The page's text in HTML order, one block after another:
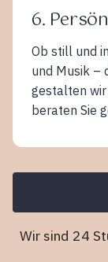
6.
Ob still und
und Musik –
gestalten
beraten Sie
Wir sind 24